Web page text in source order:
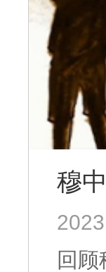
穆
回